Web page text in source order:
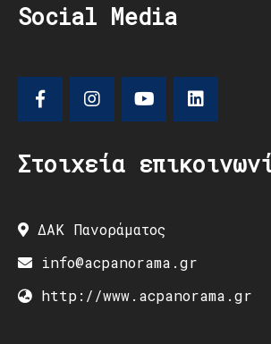
Social Media
Στοιχεία
ΔΑΚ Πανοράματος
info@acpanorama.gr
http://www.acpanorama.gr